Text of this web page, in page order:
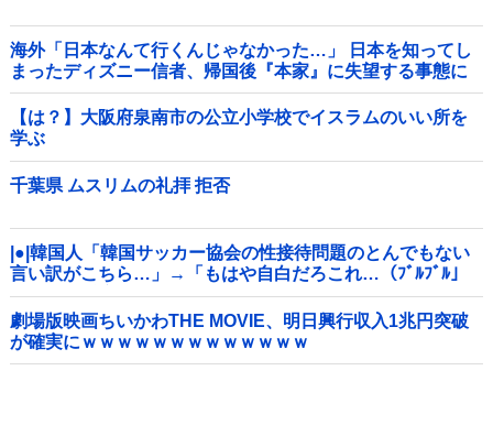
海外「日本なんて行くんじゃなかった…」 日本を知ってし
まったディズニー信者、帰国後『本家』に失望する事態に
【は？】大阪府泉南市の公立小学校でイスラムのいい所を
学ぶ
千葉県 ムスリムの礼拝 拒否
|●|韓国人「韓国サッカー協会の性接待問題のとんでもない
言い訳がこちら…」→「もはや自白だろこれ…（ﾌﾞﾙﾌﾞﾙ」
＝韓国の反応
劇場版映画ちいかわTHE MOVIE、明日興行収入1兆円突破
が確実にｗｗｗｗｗｗｗｗｗｗｗｗｗ